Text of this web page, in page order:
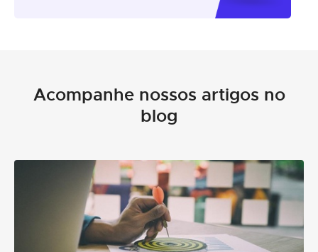
Acompanhe nossos artigos no
blog